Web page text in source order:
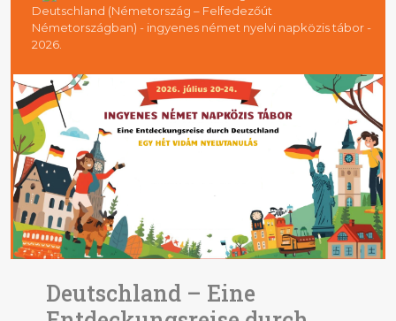
Deutschland (Németország – Felfedezőút
Németországban) - ingyenes német nyelvi napközis tábor -
2026.
Deutschland – Eine